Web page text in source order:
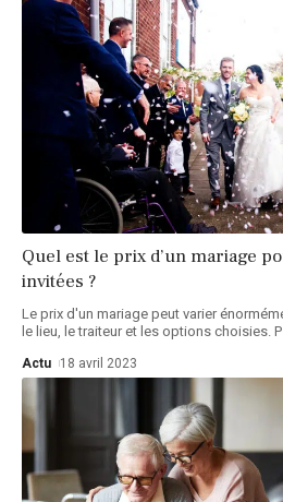
Quel est le prix d’un mariage
invitées ?
Le prix d'un mariage peut varier
le lieu, le traiteur et les options choisies.
Actu 18 avril 2023